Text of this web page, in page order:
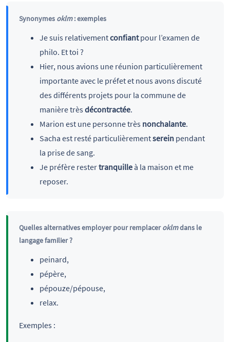
Synonymes oklm: exemples
Je suis relativementconfiantpour l’examen de
philo. Et toi ?
Hier, nous avions une réunion particulièrement
importante avec le préfet et nous avons discuté
des différents projets pour la commune de
manière très décontractée.
Marion est une personne très nonchalante.
Sacha est resté particulièrementsereinpendant
la prise de sang.
Je préfère restertranquilleà la maison et me
reposer.
Quelles alternatives employer pour remplaceroklmdans le
langage familier ?
peinard,
pépère,
pépouze/pépouse,
relax.
Exemples :